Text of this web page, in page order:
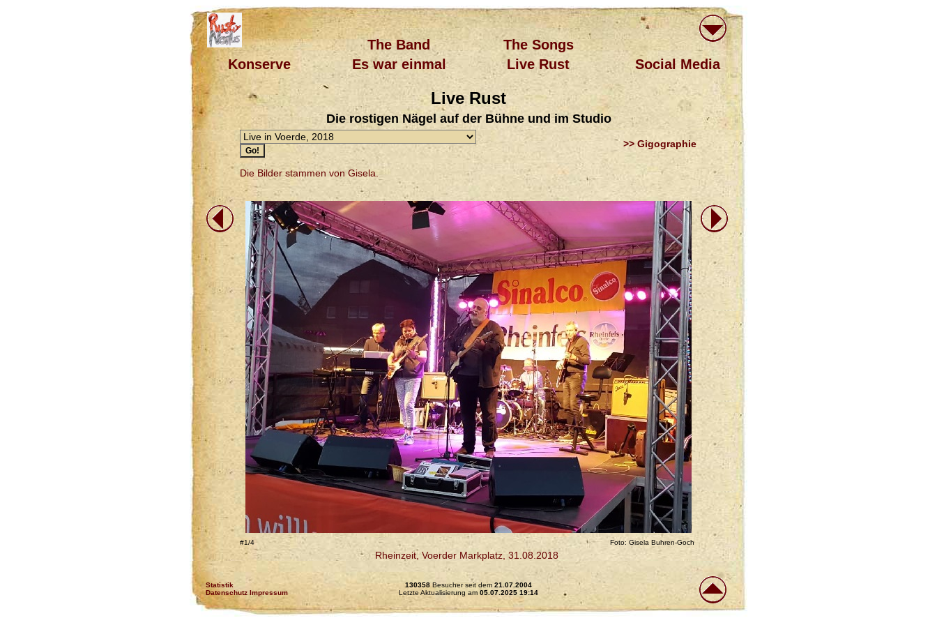
The Band
The Songs
Konserve
Es war einmal Live Rust Social Media
Live Rust
Die rostigen Nägel auf der Bühne und im Studio
>> Gigographie
Die Bilder stammen von Gisela.
#1/4 Foto: Gisela Buhren-Goch
Rheinzeit, Voerder Markplatz, 31.08.2018
Statistik
Datenschutz Impressum
130358 Besucher seit dem 21.07.2004
Letzte Aktualisierung am 05.07.2025 19:14